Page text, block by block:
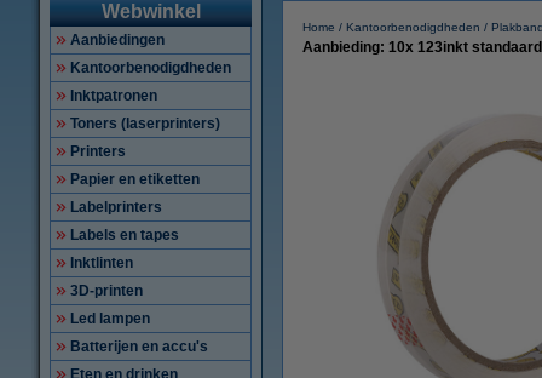
Webwinkel
Aanbiedingen
Kantoorbenodigdheden
Inktpatronen
Toners (laserprinters)
Printers
Papier en etiketten
Labelprinters
Labels en tapes
Inktlinten
3D-printen
Led lampen
Batterijen en accu's
Eten en drinken
Home Kantoorbenodigdheden Plakband
Aanbieding: 10x 123inkt